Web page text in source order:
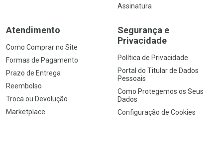
Assinatura
Atendimento
Como Comprar no Site
Formas de Pagamento
Prazo de Entrega
Reembolso
Troca ou Devolução
Marketplace
Segurança e
Privacidade
Política de Privacidade
Portal do Titular de Dados
Pessoais
Como Protegemos os Seus
Dados
Configuração de Cookies